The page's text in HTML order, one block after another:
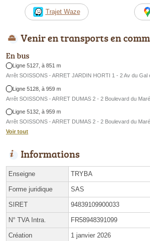
Trajet Waze
Venir en transports en
En bus
Ligne 5127, à 851 m
Arrêt SOISSONS - ARRET JARDIN HORTI 1 - 2 Av du Gal
Ligne 5128, à 959 m
Arrêt SOISSONS - ARRET DUMAS 2 - 2 Boulevard du
Ligne 5132, à 959 m
Arrêt SOISSONS - ARRET DUMAS 2 - 2 Boulevard du
Voir tout
Informations
Enseigne TRYBA
Forme juridique SAS
SIRET 94839109900033
N° TVA Intra. FR58948391099
Création 1 janvier 2026